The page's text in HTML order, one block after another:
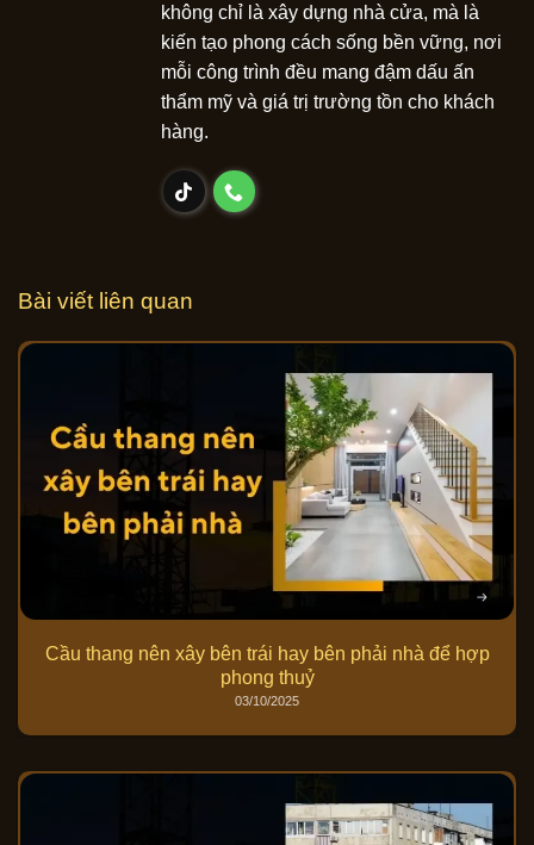
không chỉ là xây dựng nhà cửa, mà là
kiến tạo phong cách sống bền vững, nơi
mỗi công trình đều mang đậm dấu ấn
thẩm mỹ và giá trị trường tồn cho khách
hàng.
Bài viết liên quan
Cầu thang nên xây bên trái hay bên phải nhà để hợp
phong thuỷ
03/10/2025